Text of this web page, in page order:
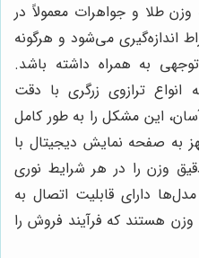
طلا و جواهرات معمولاً در
اندازه‌گیری می‌شود و هرگونه
به همراه داشته باشد.
انواع ترازوی زرگری با دقت
آسان، این مشکل را به طور کامل
به صفحه نمایش دیجیتال با
وزن را در هر شرایط نوری
دارای قابلیت اتصال به
هستند که فرآیند فروش را